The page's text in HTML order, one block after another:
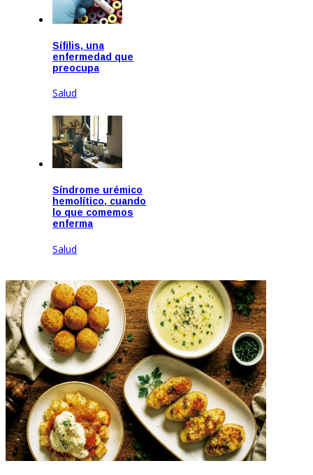
Sífilis, una
enfermedad que
preocupa
Salud
Síndrome urémico
hemolítico, cuando
lo que comemos
enferma
Salud